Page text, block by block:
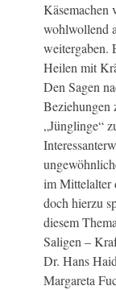
Käsemachen
wohlwollend
weitergaben.
Heilen mit
Den Sagen
Beziehungen
„Jünglinge“
im Mittelalter
doch hierzu
diesem
Saligen –
Dr. Hans
Margareta